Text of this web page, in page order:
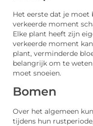
Het eerste dat je moet
verkeerde moment
Elke plant heeft zijn
verkeerde moment
plant, verminderde
belangrijk om te
moet snoeien.
Bomen
Over het algemeen
tijdens hun